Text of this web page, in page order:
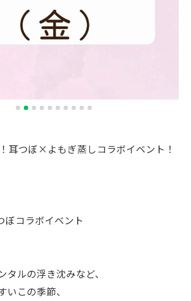
耳つぼ×よもぎ蒸しコラボイベント！
ぼコラボイベント
タルの浮き沈みなど、
いこの季節、